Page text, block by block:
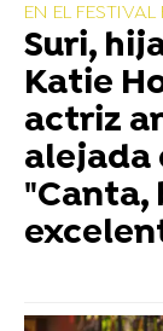
EN EL
Suri,
Katie
actriz
alejada
"Canta,